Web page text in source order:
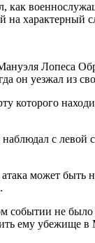
как
на характерный
Лопеса
он уезжал из
которого
с
может быть
событии не
ему убежище в